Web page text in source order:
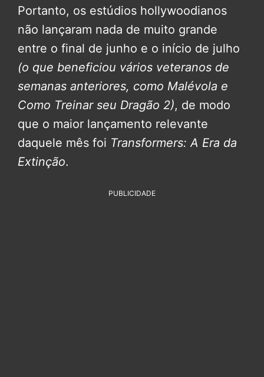
Portanto, os estúdios hollywoodianos
não lançaram nada de muito grande
entre o final de junho e o início de julho
(o que beneficiou vários veteranos de
semanas anteriores, como Malévola e
Como Treinar seu Dragão 2), de modo
que o maior lançamento relevante
daquele mês foi Transformers: A Era da
Extinção.
PUBLICIDADE